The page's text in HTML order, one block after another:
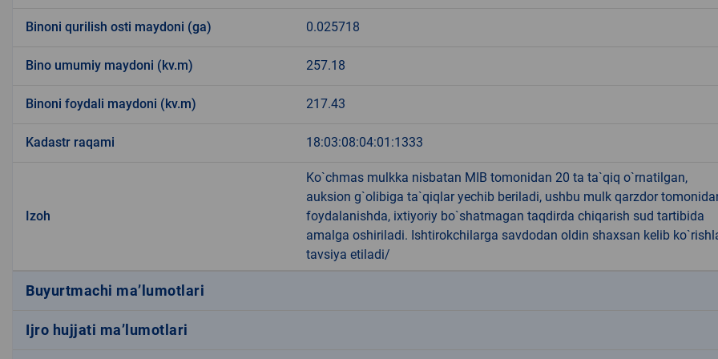
Binoni qurilish osti maydoni (ga) 0.025718
Bino umumiy maydoni (kv.m) 257.18
Binoni foydali maydoni (kv.m) 217.43
Kadastr raqami 18:03:08:04:01:1333
Izoh
Ko`chmas mulkka nisbatan MIB tomonidan 20 ta ta`qiq o`rnatilgan,
auksion g`olibiga ta`qiqlar yechib beriladi, ushbu mulk qarzdor
foydalanishda, ixtiyoriy bo`shatmagan taqdirda chiqarish sud tartibida
amalga oshiriladi. Ishtirokchilarga savdodan oldin shaxsan kelib
tavsiya etiladi/
Buyurtmachi ma’lumotlari
Ijro hujjati ma’lumotlari